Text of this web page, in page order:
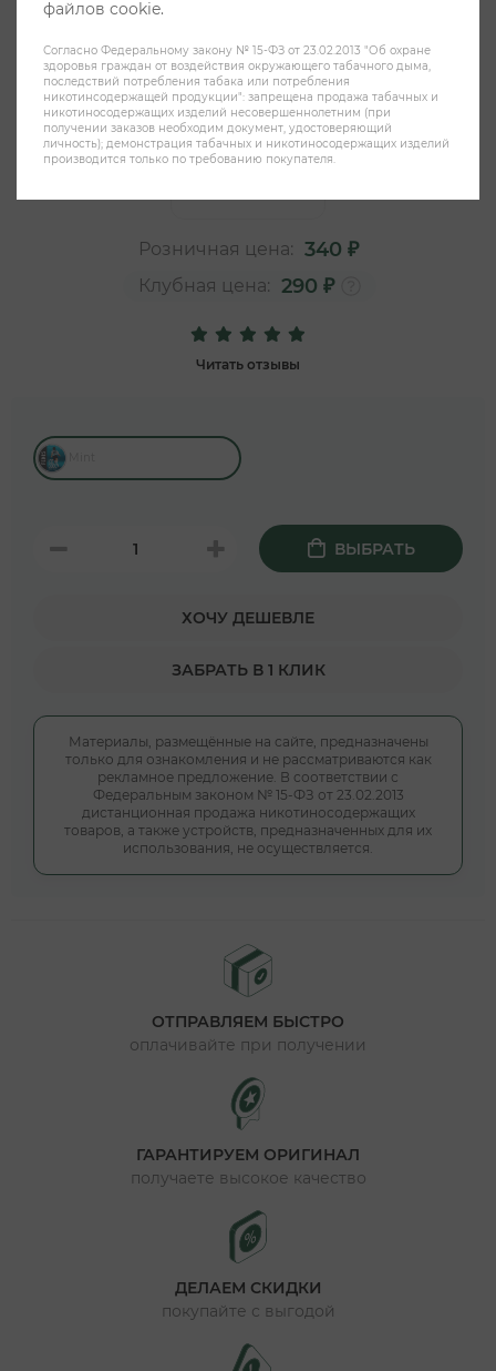
Жевательный табак FEDRS 10
Hard - Mint
Розничная цена: 340 ₽
Клубная цена: 290 ₽
Читать отзывы
ВЫБРАТЬ
ХОЧУ ДЕШЕВЛЕ
ЗАБРАТЬ В 1 КЛИК
Материалы, размещённые на сайте, предназначены
только для ознакомления и не рассматриваются как
рекламное предложение. В соответствии с
Федеральным законом № 15-ФЗ от 23.02.2013
дистанционная продажа никотиносодержащих
товаров, а также устройств, предназначенных для их
использования, не осуществляется.
ОТПРАВЛЯЕМ БЫСТРО
оплачивайте при получении
ГАРАНТИРУЕМ ОРИГИНАЛ
получаете высокое качество
ДЕЛАЕМ СКИДКИ
покупайте с выгодой
файлов cookie.
Согласно Федеральному закону № 15-ФЗ от 23.02.2013 "Об охране
здоровья граждан от воздействия окружающего табачного дыма,
последствий потребления табака или потребления
никотинсодержащей продукции": запрещена продажа табачных и
никотиносодержащих изделий несовершеннолетним (при
получении заказов необходим документ, удостоверяющий
личность); демонстрация табачных и никотиносодержащих изделий
производится только по требованию покупателя.